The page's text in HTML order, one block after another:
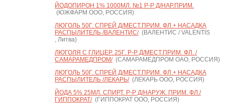
ЙОДОПИРОН 1% 1000МЛ. №1 Р-Р Д/НАР.ПРИМ.
(ЮЖФАРМ ООО, РОССИЯ)
ЛЮГОЛЬ 50Г. СПРЕЙ Д/МЕСТ.ПРИМ. ФЛ.+ НАСАДКА
РАСПЫЛИТЕЛЬ /ВАЛЕНТИС/(ВАЛЕНТИС / VALENTIS
, Литва)
ЛЮГОЛЯ С ГЛИЦЕР. 25Г. Р-Р Д/МЕСТ.ПРИМ. ФЛ. /
САМАРАМЕДПРОМ/(САМАРАМЕДПРОМ ОАО, РОССИЯ)
ЛЮГОЛЬ 50Г. СПРЕЙ Д/МЕСТ.ПРИМ. ФЛ.+ НАСАДКА
РАСПЫЛИТЕЛЬ /ЛЕКАРЬ/(ЛЕКАРЬ ООО, РОССИЯ)
ЙОДА 5% 25МЛ. СПИРТ. Р-Р Д/НАРУЖ. ПРИМ. ФЛ./
ГИППОКРАТ/(ГИППОКРАТ ООО, РОССИЯ)